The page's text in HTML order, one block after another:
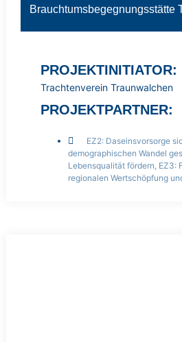
Brauchtumsbegegnungsstätte
PROJEKTINITIATOR:
Trachtenverein Traunwalchen
PROJEKTPARTNER:
EZ2: Daseinsvorsorge
demographischen Wandel
Lebensqualität fördern EZ3:
regionalen Wertschöpfung